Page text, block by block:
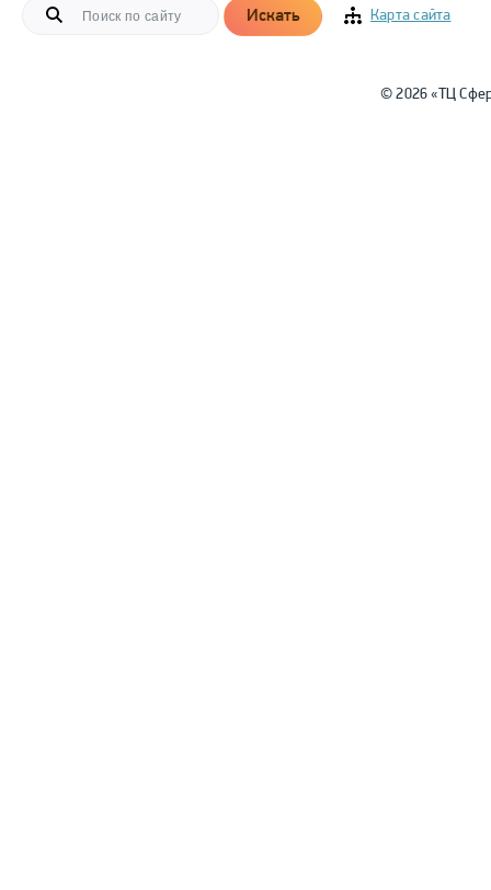
Искать Карта сайта
© 2026 «ТЦ